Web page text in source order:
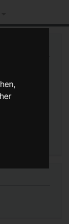
an verlinkten